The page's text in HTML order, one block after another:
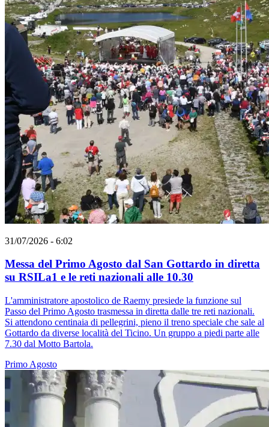
31/07/2026 - 6:02
Messa del Primo Agosto dal San Gottardo in diretta
su RSILa1 e le reti nazionali alle 10.30
L'amministratore apostolico de Raemy presiede la funzione sul
Passo del Primo Agosto trasmessa in diretta dalle tre reti nazionali.
Si attendono centinaia di pellegrini, pieno il treno speciale che sale al
Gottardo da diverse località del Ticino. Un gruppo a piedi parte alle
7.30 dal Motto Bartola.
Primo Agosto